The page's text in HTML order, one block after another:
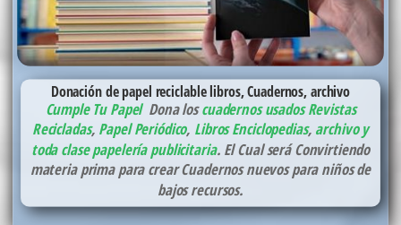
Donación de papel reciclable libros, Cuadernos, archivo
Cumple Tu Papel Dona loscuadernos usados Revistas
Recicladas, Papel Periódico, Libros Enciclopedias, archivo y
toda clase papelería publicitaria. El Cual será Convirtiendo
materia prima para crear Cuadernos nuevos para niños de
bajos recursos.